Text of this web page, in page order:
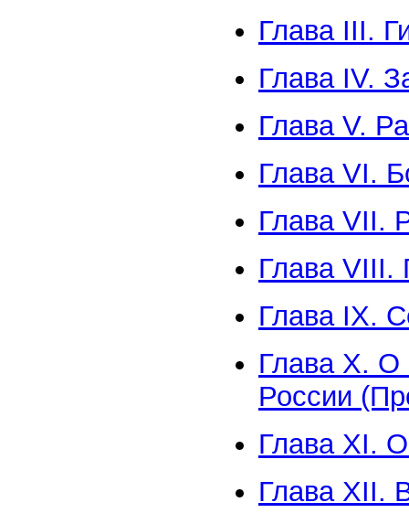
Глава III.
Глава IV.
Глава V.
Глава VI.
Глава VII.
Глава VIII.
Глава IX.
Глава X. О
России
Глава XI.
Глава XII.